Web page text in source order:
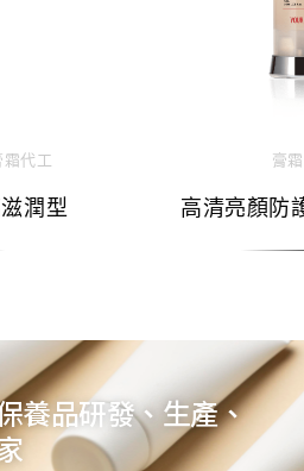
霜代工
潤型
膏
高清亮顏防
養品研發、生產、